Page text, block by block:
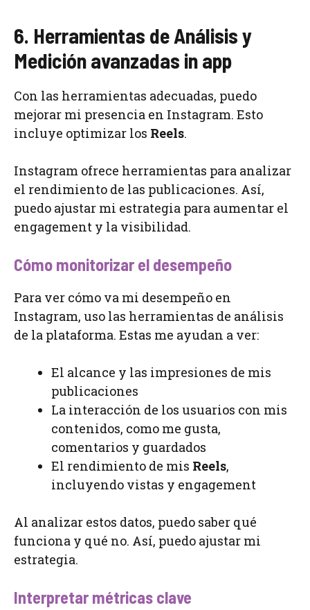
6. Herramientas de Análisis y
Medición avanzadas in app
Con las herramientas adecuadas, puedo
mejorar mi presencia en Instagram. Esto
incluye optimizar los Reels.
Instagram ofrece herramientas para analizar
el rendimiento de las publicaciones. Así,
puedo ajustar mi estrategia para aumentar el
engagement y la visibilidad.
Cómo monitorizar el desempeño
Para ver cómo va mi desempeño en
Instagram, uso las herramientas de análisis
de la plataforma. Estas me ayudan a ver:
El alcance y las impresiones de mis
publicaciones
La interacción de los usuarios con mis
contenidos, como me gusta,
comentarios y guardados
El rendimiento de mis Reels,
incluyendo vistas y engagement
Al analizar estos datos, puedo saber qué
funciona y qué no. Así, puedo ajustar mi
estrategia.
Interpretar métricas clave